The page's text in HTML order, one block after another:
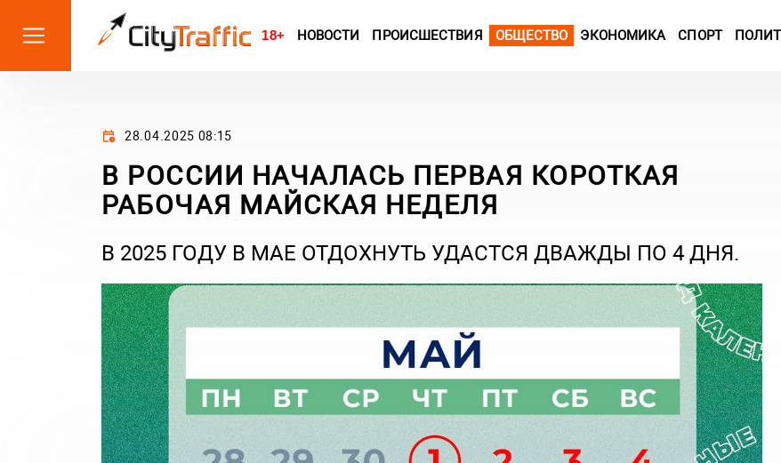
18+ НОВОСТИ ПРОИСШЕСТВИЯ ОБЩЕСТВО ЭКОНОМИКА СПОРТ
28.04.2025 08:15
В РОССИИ НАЧАЛАСЬ ПЕРВАЯ КОРОТКАЯ
РАБОЧАЯ МАЙСКАЯ НЕДЕЛЯ
В 2025 ГОДУ В МАЕ ОТДОХНУТЬ УДАСТСЯ ДВАЖДЫ ПО 4 ДНЯ.